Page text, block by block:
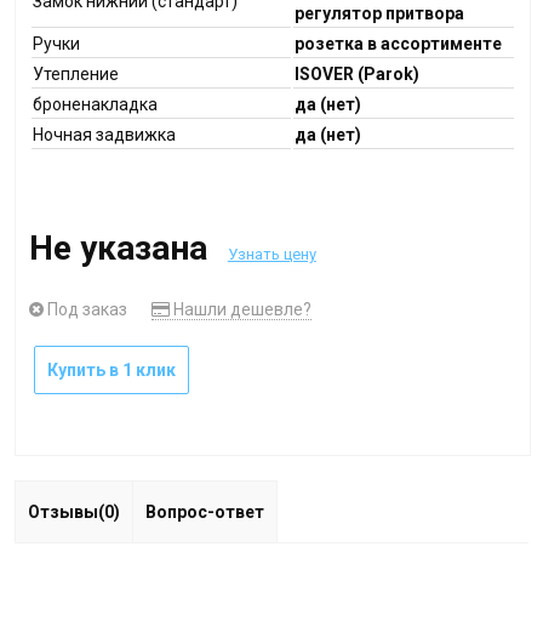
регулятор притвора
Ручки
розетка в ассортименте
Утепление
ISOVER (Parok)
броненакладка
да (нет)
Ночная задвижка
да (нет)
Не указана Узнать цену
Под заказ Нашли дешевле?
Купить в 1 клик
Отзывы(0) Вопрос-ответ